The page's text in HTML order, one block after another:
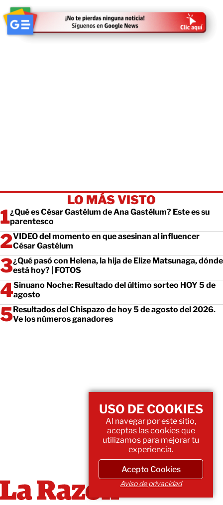
LO MÁS VISTO
¿Qué es César Gastélum de Ana Gastélum? Este es su
parentesco
VIDEO del momento en que asesinan al influencer
César Gastélum
¿Qué pasó con Helena, la hija de Elize Matsunaga, dónde
está hoy? | FOTOS
Sinuano Noche: Resultado del último sorteo HOY 5 de
agosto
Resultados del Chispazo de hoy 5 de agosto del 2026.
Ve los números ganadores
USO DE COOKIES
Al navegar por este sitio,
aceptas las cookies que
utilizamos para mejorar tu
experiencia.
Acepto Cookies
Aviso de privacidad